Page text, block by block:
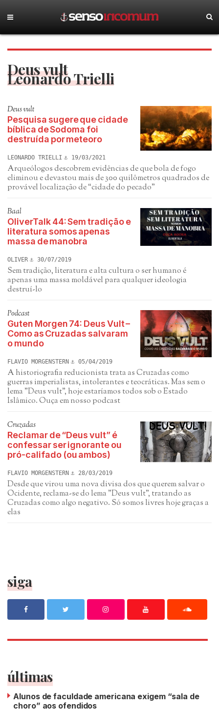
Deus vult
Leonardo Trielli
Deus vult
Pesquisa sugere que cidade
bíblica de Sodoma foi
destruída por meteoro
LEONARDO TRIELLI 19/03/2021
Arqueólogos descobrem evidências de que bola de fogo
eliminou e devastou mais de 300 quilômetros quadrados de
provável localização de “cidade do pecado”
Baal
OliverTalk 44: Sem tradição e
literatura somos apenas
massa de manobra
OLIVER 30/07/2019
Sem tradição, literatura e alta cultura o ser humano é
apenas uma massa moldável para qualquer ideologia
destruí-lo
Podcast
Guten Morgen 74: Deus Vult –
Como as Cruzadas salvaram
o mundo
FLAVIO MORGENSTERN 05/04/2019
A historiografia reducionista trata as Cruzadas como
guerras imperialistas, intolerantes e teocráticas. Mas sem o
lema "Deus vult", hoje estaríamos todos sob o Estado
Islâmico. Ouça em nosso podcast
Cruzadas
Reclamar de “Deus vult” é
confessar ser ignorante ou
pró-califado (ou ambos)
FLAVIO MORGENSTERN 28/03/2019
Desde que virou uma nova divisa dos que querem salvar o
Ocidente, reclama-se do lema "Deus vult", tratando as
Cruzadas como algo negativo. Só somos livres hoje graças a
elas
siga
últimas
Alunos de faculdade americana exigem “sala de
choro” aos ofendidos